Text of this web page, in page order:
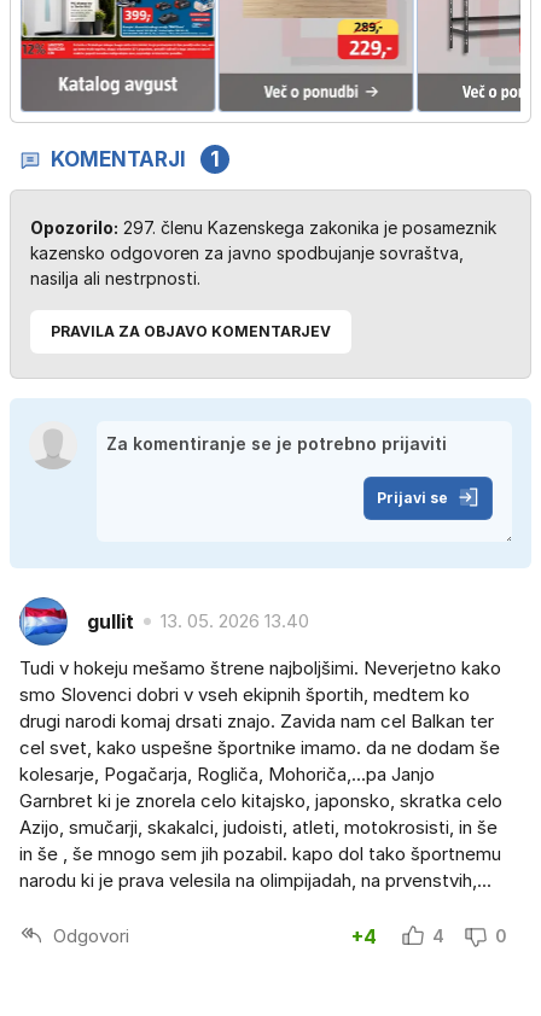
KOMENTARJI 1
Opozorilo: 297. členu Kazenskega zakonika je posameznik
kazensko odgovoren za javno spodbujanje sovraštva,
nasilja ali nestrpnosti.
PRAVILA ZA OBJAVO KOMENTARJEV
Prijavi se
gullit 13. 05. 2026 13.40
Tudi v hokeju mešamo štrene najboljšimi. Neverjetno kako
smo Slovenci dobri v vseh ekipnih športih, medtem ko
drugi narodi komaj drsati znajo. Zavida nam cel Balkan ter
cel svet, kako uspešne športnike imamo. da ne dodam še
kolesarje, Pogačarja, Rogliča, Mohoriča,...pa Janjo
Garnbret ki je znorela celo kitajsko, japonsko, skratka celo
Azijo, smučarji, skakalci, judoisti, atleti, motokrosisti, in še
in še , še mnogo sem jih pozabil. kapo dol tako športnemu
narodu ki je prava velesila na olimpijadah, na prvenstvih,...
Odgovori +4 4 0